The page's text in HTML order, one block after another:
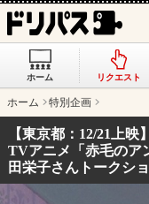
ホーム リクエスト
ホーム 特別企画
【東京都：12/21上
TVアニメ「赤毛のア
田栄子さんトークシ